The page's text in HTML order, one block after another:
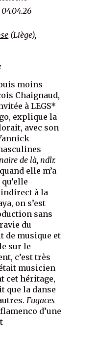
(Liège),
moins
Chaignaud,
à LEGS*
explique la
avec son
de là, ndlr.
elle m’a
à la
on s’est
sans
du
de musique et
sur le
c’est très
musicien
cet héritage,
que la danse
Fugaces
d’une